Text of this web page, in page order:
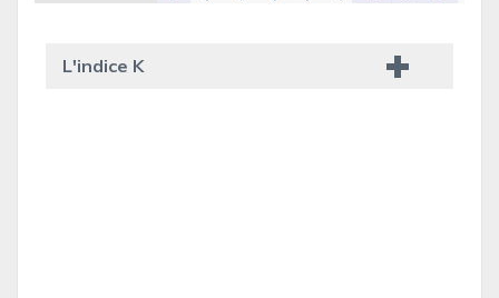
L'indice K